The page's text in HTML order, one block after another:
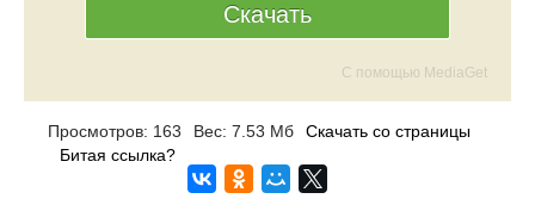
Скачать
С помощью MediaGet
Просмотров: 163 Вес: 7.53 Мб
Скачать со страницы
Битая ссылка?